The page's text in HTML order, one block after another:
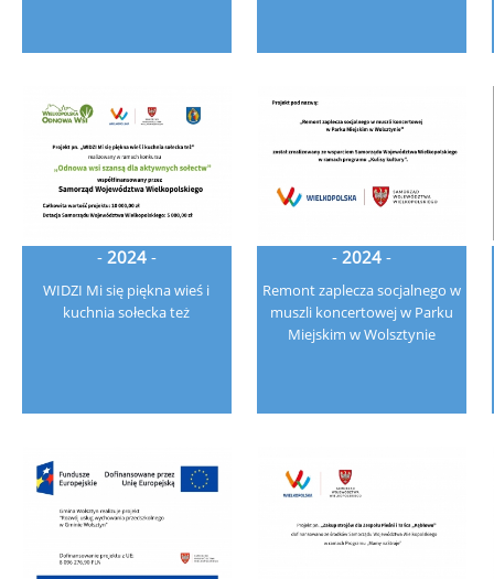
- 2024 -
WIDZI Mi się piękna wieś i
kuchnia sołecka też
- 2024 -
Remont zaplecza socjalnego w
muszli koncertowej w Parku
Miejskim w Wolsztynie